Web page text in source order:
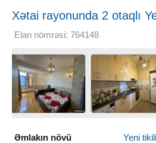
Xətai rayonunda 2 otaqlı
verilir, 60 m²
Elan nömrəsi: 764148
Əmlakın növü Yeni tikili